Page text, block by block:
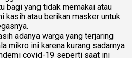
bagi yang tidak memakai atau
kasih atau berikan masker untuk
adanya warga yang terjaring
mikro ini karena kurang sadarnya
covid-19 seperti saat ini